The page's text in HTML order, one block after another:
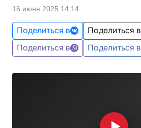
16 июня 2025 14:14
Поделиться в
Поделиться в
Поделиться в
Поделиться в